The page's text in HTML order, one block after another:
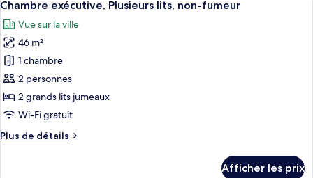
accessible
en
fauteuil
roulant,
non-
fumeur
2
jumeaux,
douche
accessible
en
fauteuil
roulant,
non-
fumeur
toutes
les
photos
pour
ce
type
de
chambre :
Chambre
Chambre exécutive, Plusieurs lits, non-fumeur
Vue sur la ville
46 m²
1 chambre
2 personnes
2 grands lits jumeaux
Wi-Fi gratuit
Plus de détails
Plus
Afficher les prix